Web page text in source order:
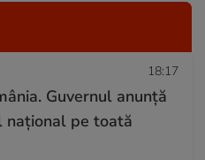
18:17
Guvernul anunță
național pe toată